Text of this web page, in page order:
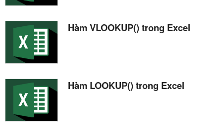
Hàm VLOOKUP() trong Excel
Hàm LOOKUP() trong Excel